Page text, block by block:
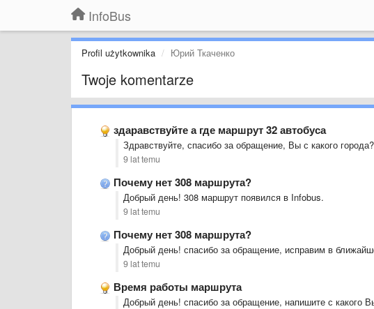
InfoBus
Profil użytkownika Юрий Ткаченко
Twoje komentarze
здаравствуйте а где маршрут 32 автобуса
Здравствуйте, спасибо за обращение, Вы с какого города?
9 lat temu
Почему нет 308 маршрута?
Добрый день! 308 маршрут появился в Infobus.
9 lat temu
Почему нет 308 маршрута?
Добрый день! спасибо за обращение, исправим в
9 lat temu
Время работы маршрута
Добрый день! спасибо за обращение, напишите с какого